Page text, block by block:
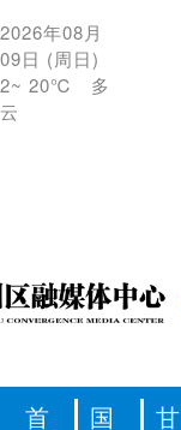
2026年08月
09日 (周日)
2~ 20℃
多
云
首
国
甘